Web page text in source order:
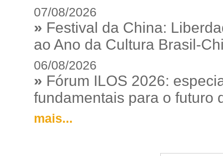
07/08/2026
» Festival da China:
ao Ano da Cultura Brasil-
06/08/2026
» Fórum ILOS 2026:
fundamentais para o futuro
mais...